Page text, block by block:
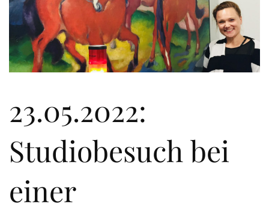
23.05.2022:
Studiobesuch bei
einer